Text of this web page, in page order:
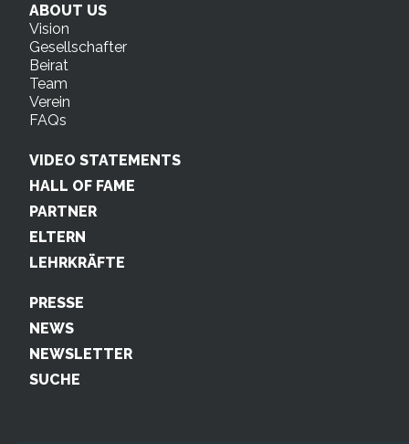
ABOUT US
Vision
Gesellschafter
Beirat
Team
Verein
FAQs
VIDEO STATEMENTS
HALL OF FAME
PARTNER
ELTERN
LEHRKRÄFTE
PRESSE
NEWS
NEWSLETTER
SUCHE